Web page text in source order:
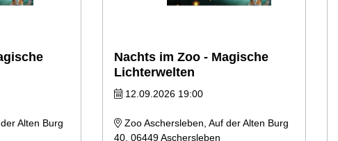
Alten Burg
Nachts im Zoo - Magische
Lichterwelten
12.09.2026 19:00
Zoo Aschersleben, Auf der Alten Burg
40, 06449 Aschersleben